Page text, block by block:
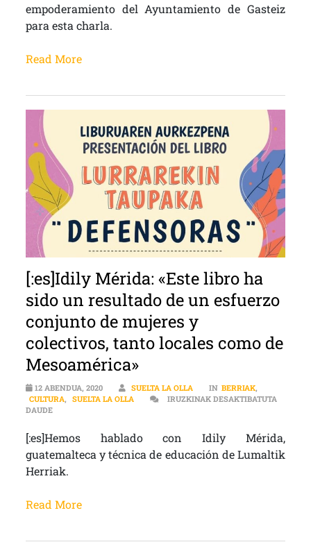
empoderamiento del Ayuntamiento de Gasteiz
para esta charla.
Read More
[:es]Idily Mérida: «Este libro ha
sido un resultado de un esfuerzo
conjunto de mujeres y
colectivos, tanto locales como de
Mesoamérica»
12 ABENDUA, 2020 SUELTA LA OLLA IN BERRIAK,
CULTURA, SUELTA LA OLLA
IRUZKINAK DESAKTIBATUTA
DAUDE[:ES]IDILY MÉRIDA: «ESTE LIBRO HA SIDO UN RESULTADO DE UN
[:es]Hemos hablado con Idily Mérida,
guatemalteca y técnica de educación de Lumaltik
Herriak.
Read More